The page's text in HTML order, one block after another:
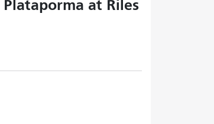
at Riles